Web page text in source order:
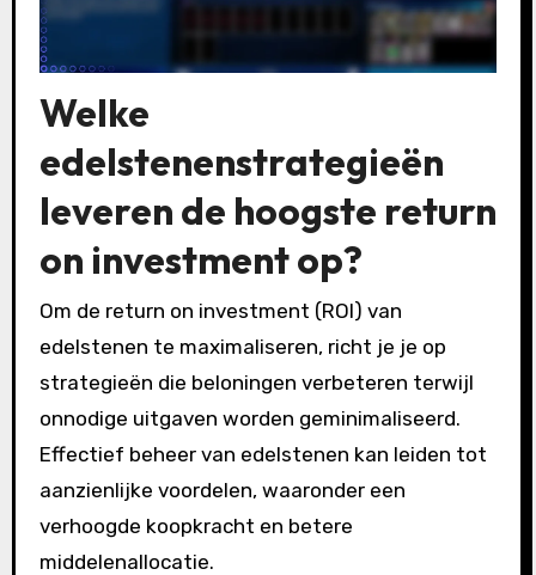
Welke
edelstenenstrategieën
leveren de hoogste return
on investment op?
Om de return on investment (ROI) van
edelstenen te maximaliseren, richt je je op
strategieën die beloningen verbeteren terwijl
onnodige uitgaven worden geminimaliseerd.
Effectief beheer van edelstenen kan leiden tot
aanzienlijke voordelen, waaronder een
verhoogde koopkracht en betere
middelenallocatie.